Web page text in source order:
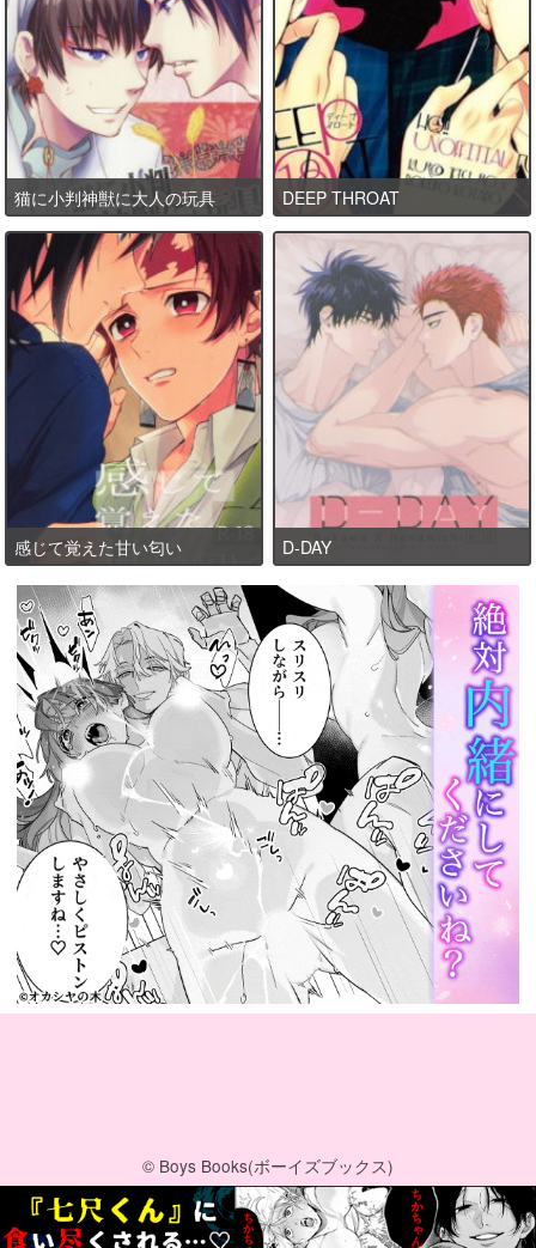
猫に小判神獣に大人の玩具 DEEP THROAT
感じて覚えた甘い匂い D-DAY
© Boys Books(ボーイズブックス)